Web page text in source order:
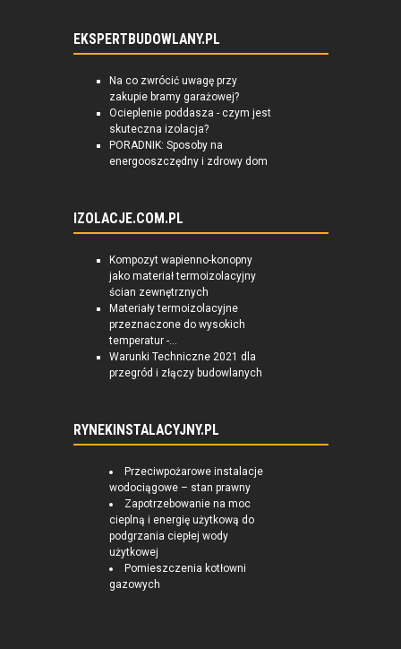
EKSPERTBUDOWLANY.PL
Na co zwrócić uwagę przy
zakupie bramy garażowej?
Ocieplenie poddasza - czym jest
skuteczna izolacja?
PORADNIK: Sposoby na
energooszczędny i zdrowy dom
IZOLACJE.COM.PL
Kompozyt wapienno-konopny
jako materiał termoizolacyjny
ścian zewnętrznych
Materiały termoizolacyjne
przeznaczone do wysokich
temperatur -...
Warunki Techniczne 2021 dla
przegród i złączy budowlanych
RYNEKINSTALACYJNY.PL
Przeciwpożarowe instalacje
wodociągowe – stan prawny
Zapotrzebowanie na moc
cieplną i energię użytkową do
podgrzania ciepłej wody
użytkowej
Pomieszczenia kotłowni
gazowych